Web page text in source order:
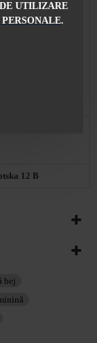
UTILIZARE
.
ore de la
12 B
bej